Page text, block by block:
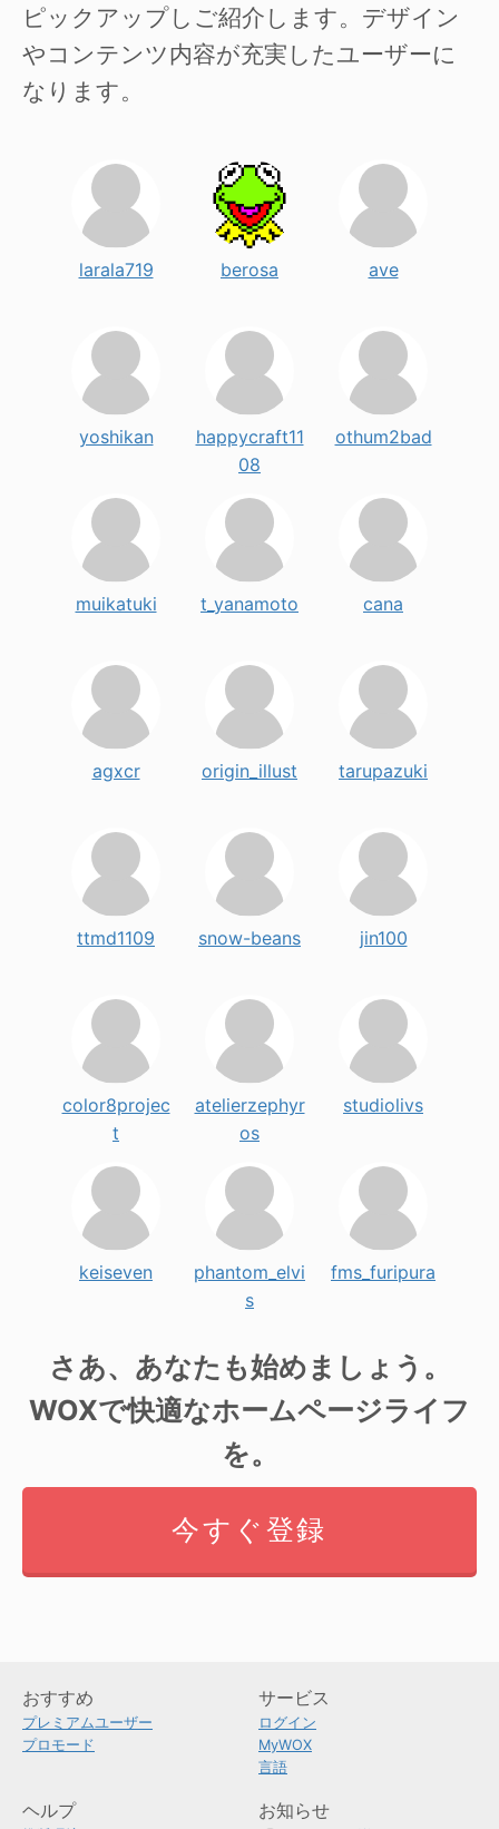
ピックアップしご紹介します。デザイン
やコンテンツ内容が充実したユーザーに
なります。
larala719 berosa ave
yoshikan
happycraft11
08
othum2bad
muikatuki t_yanamoto cana
agxcr origin_illust tarupazuki
ttmd1109 snow-beans jin100
color8projec
t
atelierzephyr
os
studiolivs
keiseven
phantom_elvi
s
fms_furipura
さあ、あなたも始めましょう。
WOXで快適なホームページライフ
を。
今すぐ登録
おすすめ
プレミアムユーザー
プロモード
サービス
ログイン
MyWOX
言語
ヘルプ お知らせ